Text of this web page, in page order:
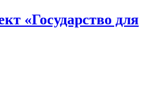
«Государство для